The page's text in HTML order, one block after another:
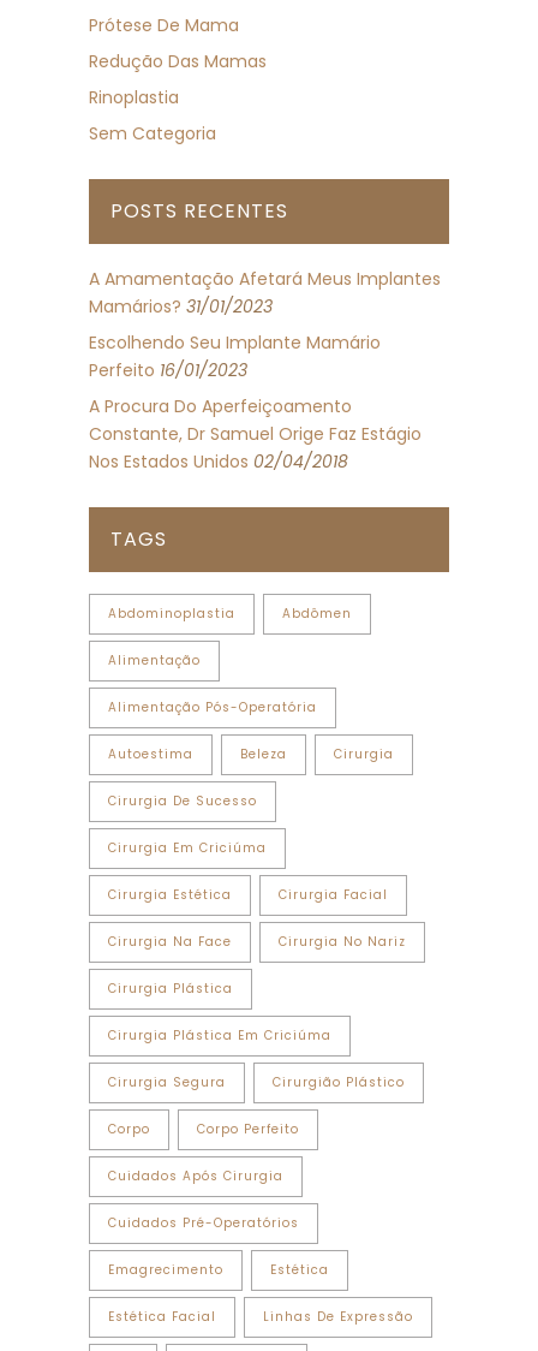
Prótese De Mama
Redução Das Mamas
Rinoplastia
Sem Categoria
POSTS RECENTES
A Amamentação Afetará Meus Implantes
Mamários? 31/01/2023
Escolhendo Seu Implante Mamário
Perfeito 16/01/2023
A Procura Do Aperfeiçoamento
Constante, Dr Samuel Orige Faz Estágio
Nos Estados Unidos 02/04/2018
TAGS
Abdominoplastia Abdômen
Alimentação
Alimentação Pós-Operatória
Autoestima Beleza Cirurgia
Cirurgia De Sucesso
Cirurgia Em Criciúma
Cirurgia Estética Cirurgia Facial
Cirurgia Na Face Cirurgia No Nariz
Cirurgia Plástica
Cirurgia Plástica Em Criciúma
Cirurgia Segura Cirurgião Plástico
Corpo Corpo Perfeito
Cuidados Após Cirurgia
Cuidados Pré-Operatórios
Emagrecimento Estética
Estética Facial Linhas De Expressão